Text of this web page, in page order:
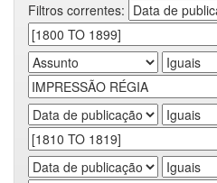
Filtros correntes: